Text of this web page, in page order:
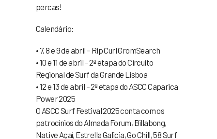
percas!
Calendário:
• 7, 8 e 9 de abril – Rip Curl GromSearch
• 10 e 11 de abril – 2ª etapa do Circuito
Regional de Surf da Grande Lisboa
• 12 e 13 de abril – 2ª etapa do ASCC Caparica
Power 2025
O ASCC Surf Festival 2025 conta com os
patrocínios do Almada Forum, Billabong,
Native Açaí, Estrella Galicia, Go Chill, 58 Surf